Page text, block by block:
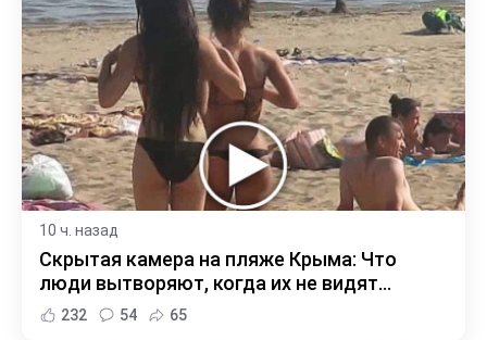
10 ч. назад
Скрытая камера на пляже Крыма: Что
люди вытворяют, когда их не видят...
232 54 65